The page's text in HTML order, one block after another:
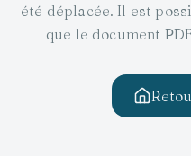
été déplacée. Il est
que le document